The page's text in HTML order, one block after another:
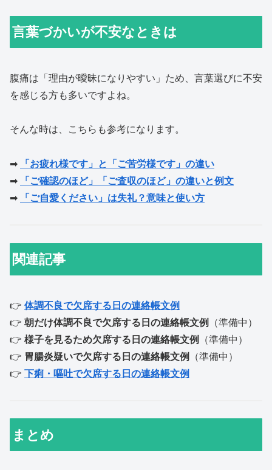
言葉づかいが不安なときは
腹痛は「理由が曖昧になりやすい」ため、言葉選びに不安
を感じる方も多いですよね。
そんな時は、こちらも参考になります。
➡
「お疲れ様です」と「ご苦労様です」の違い
➡
「ご確認のほど」「ご査収のほど」の違いと例文
➡
「ご自愛ください」は失礼？意味と使い方
関連記事
👉 体調不良で欠席する日の連絡帳文例
👉 朝だけ体調不良で欠席する日の連絡帳文例
（準備中）
👉 様子を見るため欠席する日の連絡帳文例
（準備中）
👉 胃腸炎疑いで欠席する日の連絡帳文例
（準備中）
👉 下痢・嘔吐で欠席する日の連絡帳文例
まとめ